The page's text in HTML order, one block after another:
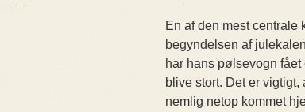
En af den mest centrale
begyndelsen af
har hans pølsevogn
blive stort. Det er
nemlig netop kommet